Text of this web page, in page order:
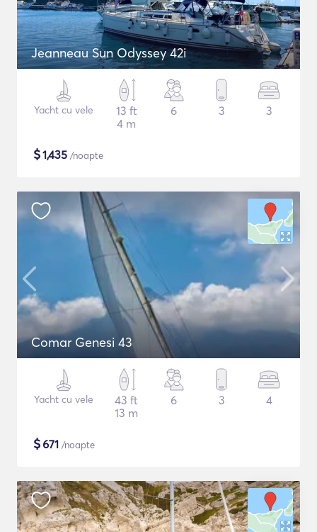
Jeanneau Sun Odyssey 42i
Yacht cu vele
13 ft
4 m
6 3 3
$1,435 /noapte
Comar Genesi 43
Yacht cu vele
43 ft
13 m
6 3 4
$671 /noapte